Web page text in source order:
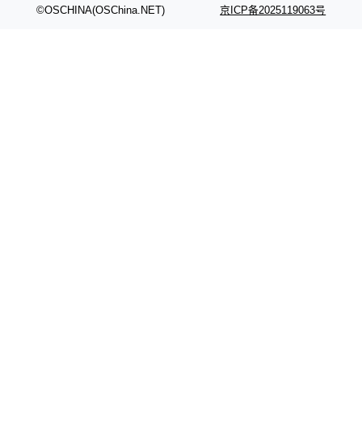
©OSCHINA(OSChina.NET) 京ICP备2025119063号